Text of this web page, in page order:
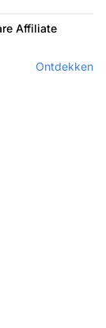
Affiliate
Ontdekken